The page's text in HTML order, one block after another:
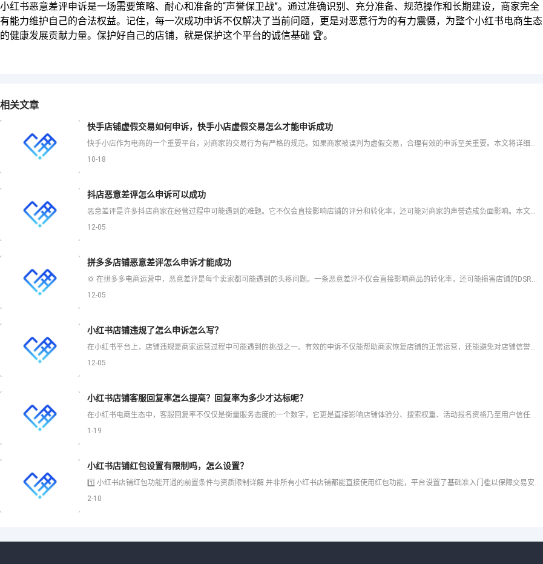
小红书恶意差评申诉是一场需要策略、耐心和准备的“声誉保卫战”。通过准确识别、充分准备、规范操作和长期建设，商家完全
有能力维护自己的合法权益。记住，每一次成功申诉不仅解决了当前问题，更是对恶意行为的有力震慑，为整个小红书电商生态
的健康发展贡献力量。保护好自己的店铺，就是保护这个平台的诚信基础 🏆。
相关文章
快手店铺虚假交易如何申诉，快手小店虚假交易怎么才能申诉成功
快手小店作为电商的一个重要平台，对商家的交易行为有严格的规范。如果商家被误判为虚假交易，合理有效的申诉至关重要。本文将详细介绍快手小店虚假交易的申诉流程、所需材料以及提高申诉成功率的策略。
10-18
抖店恶意差评怎么申诉可以成功
恶意差评是许多抖店商家在经营过程中可能遇到的难题。它不仅会直接影响店铺的评分和转化率，还可能对商家的声誉造成负面影响。本文将结合最新平台规则和成功案例，详细解析抖店恶意差评的申诉方法和技巧，帮助商家高
12-05
拼多多店铺恶意差评怎么申诉才能成功
💢 在拼多多电商运营中，恶意差评是每个卖家都可能遇到的头疼问题。一条恶意差评不仅会直接影响商品的转化率，还可能损害店铺的DSR评分和整体权重，甚至导致搜索排名下滑。然而，面对恶意差评，很多卖家往往不
12-05
小红书店铺违规了怎么申诉怎么写？
在小红书平台上，店铺违规是商家运营过程中可能遇到的挑战之一。有效的申诉不仅能帮助商家恢复店铺的正常运营，还能避免对店铺信誉造成进一步影响。本文将提供详细的申诉步骤、实用模板以及注意事项，帮助商家在面临
12-05
小红书店铺客服回复率怎么提高？回复率为多少才达标呢？
在小红书电商生态中，客服回复率不仅仅是衡量服务态度的一个数字，它更是直接影响店铺体验分、搜索权重、活动报名资格乃至用户信任的关键绩效指标📊。许多新手商家常被两个核心问题困扰：我该怎么做才能有效提高客
1-19
小红书店铺红包设置有限制吗，怎么设置？
1️⃣ 小红书店铺红包功能开通的前置条件与资质限制详解 并非所有小红书店铺都能直接使用红包功能，平台设置了基础准入门槛以保障交易安全。首要条件是完成店铺资质认证，包括企业营业执照、法人身份证、品牌授
2-10